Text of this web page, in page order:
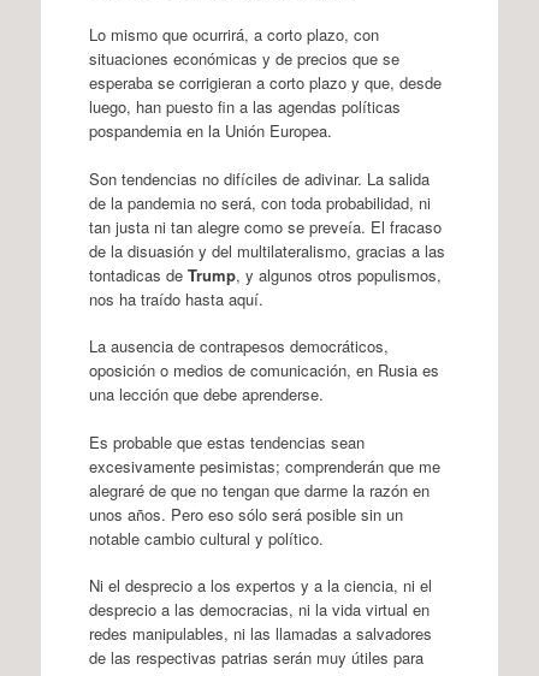
Lo mismo que ocurrirá, a corto plazo, con
situaciones económicas y de precios que se
esperaba se corrigieran a corto plazo y que, desde
luego, han puesto fin a las agendas políticas
pospandemia en la Unión Europea.
Son tendencias no difíciles de adivinar. La salida
de la pandemia no será, con toda probabilidad, ni
tan justa ni tan alegre como se preveía. El fracaso
de la disuasión y del multilateralismo, gracias a las
tontadicas de Trump, y algunos otros populismos,
nos ha traído hasta aquí.
La ausencia de contrapesos democráticos,
oposición o medios de comunicación, en Rusia es
una lección que debe aprenderse.
Es probable que estas tendencias sean
excesivamente pesimistas; comprenderán que me
alegraré de que no tengan que darme la razón en
unos años. Pero eso sólo será posible sin un
notable cambio cultural y político.
Ni el desprecio a los expertos y a la ciencia, ni el
desprecio a las democracias, ni la vida virtual en
redes manipulables, ni las llamadas a salvadores
de las respectivas patrias serán muy útiles para